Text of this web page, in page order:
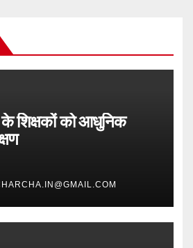
शिक्षकों को आधुनिक